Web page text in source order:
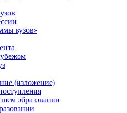
вузов»
(изложение)
образовании